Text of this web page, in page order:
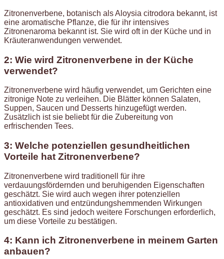
Zitronenverbene, botanisch als Aloysia citrodora bekannt, ist
eine aromatische Pflanze, die für ihr intensives
Zitronenaroma bekannt ist. Sie wird oft in der Küche und in
Kräuteranwendungen verwendet.
2: Wie wird Zitronenverbene in der Küche
verwendet?
Zitronenverbene wird häufig verwendet, um Gerichten eine
zitronige Note zu verleihen. Die Blätter können Salaten,
Suppen, Saucen und Desserts hinzugefügt werden.
Zusätzlich ist sie beliebt für die Zubereitung von
erfrischenden Tees.
3: Welche potenziellen gesundheitlichen
Vorteile hat Zitronenverbene?
Zitronenverbene wird traditionell für ihre
verdauungsfördernden und beruhigenden Eigenschaften
geschätzt. Sie wird auch wegen ihrer potenziellen
antioxidativen und entzündungshemmenden Wirkungen
geschätzt. Es sind jedoch weitere Forschungen erforderlich,
um diese Vorteile zu bestätigen.
4: Kann ich Zitronenverbene in meinem Garten
anbauen?